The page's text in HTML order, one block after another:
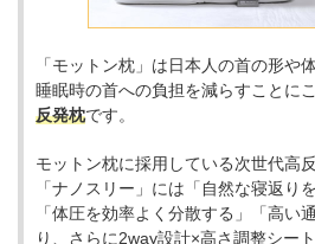
「モットン枕」は日本人の首の形や
睡眠時の首への負担を減らすことに
反発枕です。
モットン枕に採用している次世代高
「ナノスリー」には「自然な寝返り
「体圧を効率よく分散する」「高い
り、さらに2way設計×高さ調整シー